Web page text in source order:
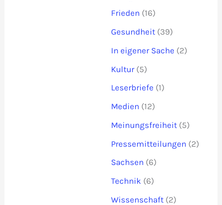
Frieden (16)
Gesundheit (39)
In eigener Sache (2)
Kultur (5)
Leserbriefe (1)
Medien (12)
Meinungsfreiheit (5)
Pressemitteilungen (2)
Sachsen (6)
Technik (6)
Wissenschaft (2)